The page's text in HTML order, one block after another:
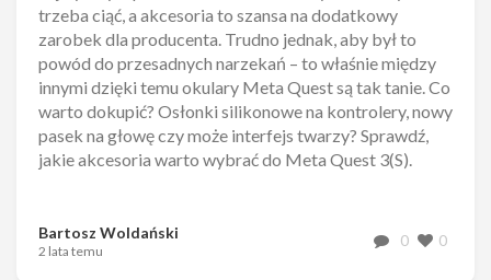
trzeba ciąć, a akcesoria to szansa na dodatkowy
zarobek dla producenta. Trudno jednak, aby był to
powód do przesadnych narzekań – to właśnie między
innymi dzięki temu okulary Meta Quest są tak tanie. Co
warto dokupić? Osłonki silikonowe na kontrolery, nowy
pasek na głowę czy może interfejs twarzy? Sprawdź,
jakie akcesoria warto wybrać do Meta Quest 3(S).
Bartosz Woldański
2 lata temu
0 0